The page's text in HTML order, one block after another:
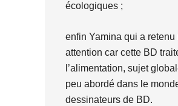
écologiques ;
enfin Yamina qui a retenu
attention car cette BD
l’alimentation, sujet
peu abordé dans le
dessinateurs de BD.